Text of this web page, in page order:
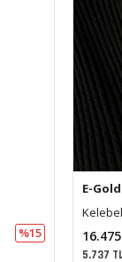
%15
E-
Göz
8.486